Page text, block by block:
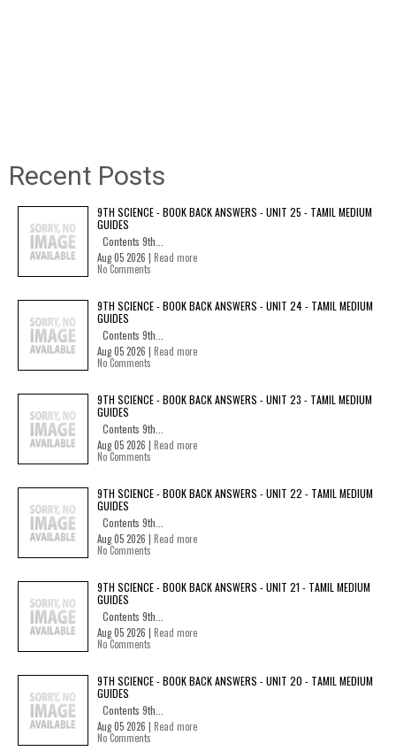
Recent Posts
9TH SCIENCE - BOOK BACK ANSWERS - UNIT 25 - TAMIL MEDIUM
GUIDES
Contents 9th...
Aug 05 2026 | Read more
No Comments
9TH SCIENCE - BOOK BACK ANSWERS - UNIT 24 - TAMIL MEDIUM
GUIDES
Contents 9th...
Aug 05 2026 | Read more
No Comments
9TH SCIENCE - BOOK BACK ANSWERS - UNIT 23 - TAMIL MEDIUM
GUIDES
Contents 9th...
Aug 05 2026 | Read more
No Comments
9TH SCIENCE - BOOK BACK ANSWERS - UNIT 22 - TAMIL MEDIUM
GUIDES
Contents 9th...
Aug 05 2026 | Read more
No Comments
9TH SCIENCE - BOOK BACK ANSWERS - UNIT 21 - TAMIL MEDIUM
GUIDES
Contents 9th...
Aug 05 2026 | Read more
No Comments
9TH SCIENCE - BOOK BACK ANSWERS - UNIT 20 - TAMIL MEDIUM
GUIDES
Contents 9th...
Aug 05 2026 | Read more
No Comments